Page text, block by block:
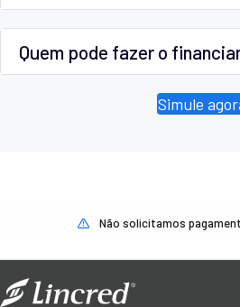
Quem pode fazer o
Simule
Não solicitamos